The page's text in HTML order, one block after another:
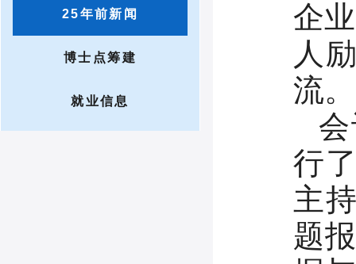
25年前新闻
博士点筹建
就业信息
企
人
流。
行
主
题